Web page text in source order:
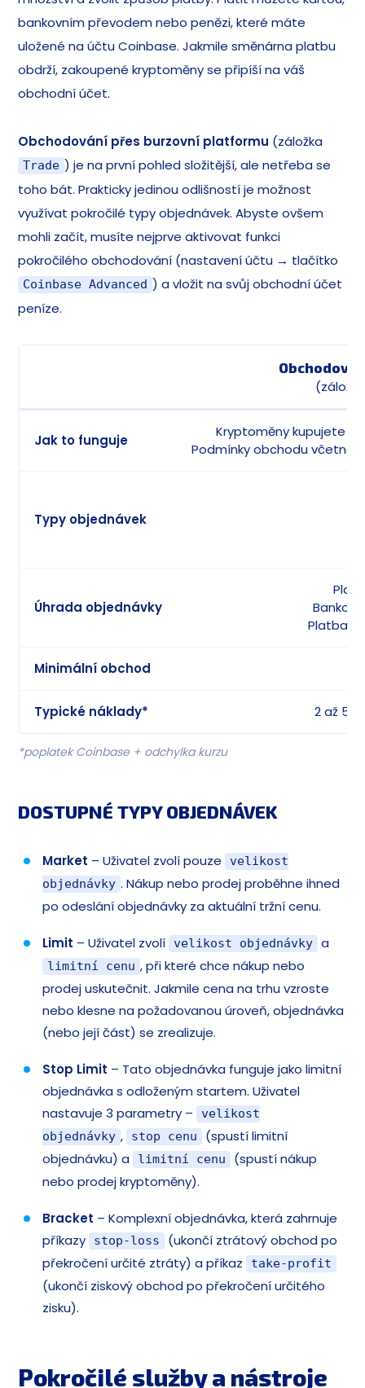
bankovním převodem nebo penězi, které máte
uložené na účtu Coinbase. Jakmile směnárna platbu
obdrží, zakoupené kryptoměny se připíší na váš
obchodní účet.
Obchodování přes burzovní platformu (záložka
Trade ) je na první pohled složitější, ale netřeba se
toho bát. Prakticky jedinou odlišností je možnost
využívat pokročilé typy objednávek. Abyste ovšem
mohli začít, musíte nejprve aktivovat funkci
pokročilého obchodování (nastavení účtu → tlačítko
Coinbase Advanced ) a vložit na svůj obchodní účet
peníze.
Jak to funguje
Kryptoměny kupujete
Podmínky obchodu včetně
Typy objednávek
Úhrada objednávky
Platba z
Minimální obchod
Typické náklady* 2 až 5
*poplatek Coinbase + odchylka kurzu
DOSTUPNÉ TYPY OBJEDNÁVEK
Market – Uživatel zvolí pouze
velikost
objednávky . Nákup nebo prodej proběhne ihned
po odeslání objednávky za aktuální tržní cenu.
Limit – Uživatel zvolí velikost objednávky a
limitní cenu , při které chce nákup nebo
prodej uskutečnit. Jakmile cena na trhu vzroste
nebo klesne na požadovanou úroveň, objednávka
(nebo její část) se zrealizuje.
Stop Limit – Tato objednávka funguje jako limitní
objednávka s odloženým startem. Uživatel
nastavuje 3 parametry –
velikost
objednávky , stop cenu
(spustí limitní
objednávku) a
limitní cenu
(spustí nákup
nebo prodej kryptoměny).
Bracket – Komplexní objednávka, která zahrnuje
příkazy
stop-loss
(ukončí ztrátový obchod po
překročení určité ztráty) a příkaz
take-profit
(ukončí ziskový obchod po překročení určitého
zisku).
Pokročilé služby a nástroje